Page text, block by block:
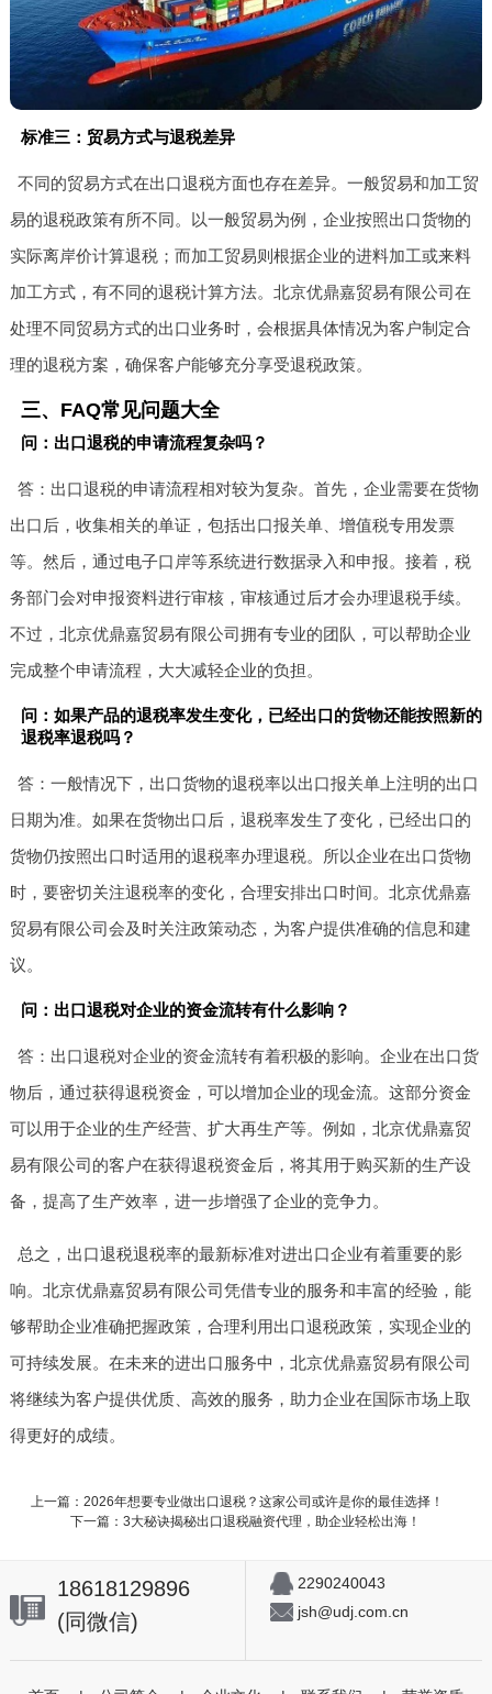
标准三：贸易方式与退税差异
不同的贸易方式在出口退税方面也存在差异。一般贸易和加工贸
易的退税政策有所不同。以一般贸易为例，企业按照出口货物的
实际离岸价计算退税；而加工贸易则根据企业的进料加工或来料
加工方式，有不同的退税计算方法。北京优鼎嘉贸易有限公司在
处理不同贸易方式的出口业务时，会根据具体情况为客户制定合
理的退税方案，确保客户能够充分享受退税政策。
三、FAQ常见问题大全
问：出口退税的申请流程复杂吗？
答：出口退税的申请流程相对较为复杂。首先，企业需要在货物
出口后，收集相关的单证，包括出口报关单、增值税专用发票
等。然后，通过电子口岸等系统进行数据录入和申报。接着，税
务部门会对申报资料进行审核，审核通过后才会办理退税手续。
不过，北京优鼎嘉贸易有限公司拥有专业的团队，可以帮助企业
完成整个申请流程，大大减轻企业的负担。
问：如果产品的退税率发生变化，已经出口的货物还能按照新的
退税率退税吗？
答：一般情况下，出口货物的退税率以出口报关单上注明的出口
日期为准。如果在货物出口后，退税率发生了变化，已经出口的
货物仍按照出口时适用的退税率办理退税。所以企业在出口货物
时，要密切关注退税率的变化，合理安排出口时间。北京优鼎嘉
贸易有限公司会及时关注政策动态，为客户提供准确的信息和建
议。
问：出口退税对企业的资金流转有什么影响？
答：出口退税对企业的资金流转有着积极的影响。企业在出口货
物后，通过获得退税资金，可以增加企业的现金流。这部分资金
可以用于企业的生产经营、扩大再生产等。例如，北京优鼎嘉贸
易有限公司的客户在获得退税资金后，将其用于购买新的生产设
备，提高了生产效率，进一步增强了企业的竞争力。
总之，出口退税退税率的最新标准对进出口企业有着重要的影
响。北京优鼎嘉贸易有限公司凭借专业的服务和丰富的经验，能
够帮助企业准确把握政策，合理利用出口退税政策，实现企业的
可持续发展。在未来的进出口服务中，北京优鼎嘉贸易有限公司
将继续为客户提供优质、高效的服务，助力企业在国际市场上取
得更好的成绩。
上一篇：2026年想要专业做出口退税？这家公司或许是你的最佳选择！
下一篇：3大秘诀揭秘出口退税融资代理，助企业轻松出海！
18618129896
(同微信)
2290240043
jsh@udj.com.cn